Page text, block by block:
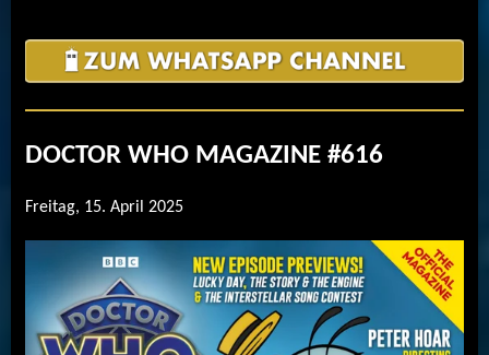
DOCTOR WHO MAGAZINE #616
Freitag, 15. April 2025